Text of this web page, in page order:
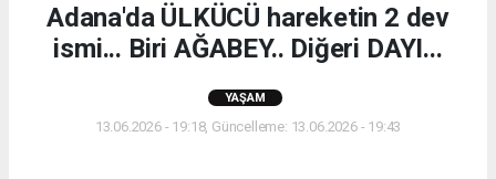
Adana'da ÜLKÜCÜ hareketin 2 dev
ismi... Biri AĞABEY.. Diğeri DAYI...
YAŞAM
13.06.2026 - 19:18, Güncelleme: 13.06.2026 - 19:43